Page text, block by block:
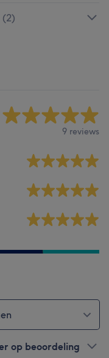
(2)
9 reviews
op beoordeling